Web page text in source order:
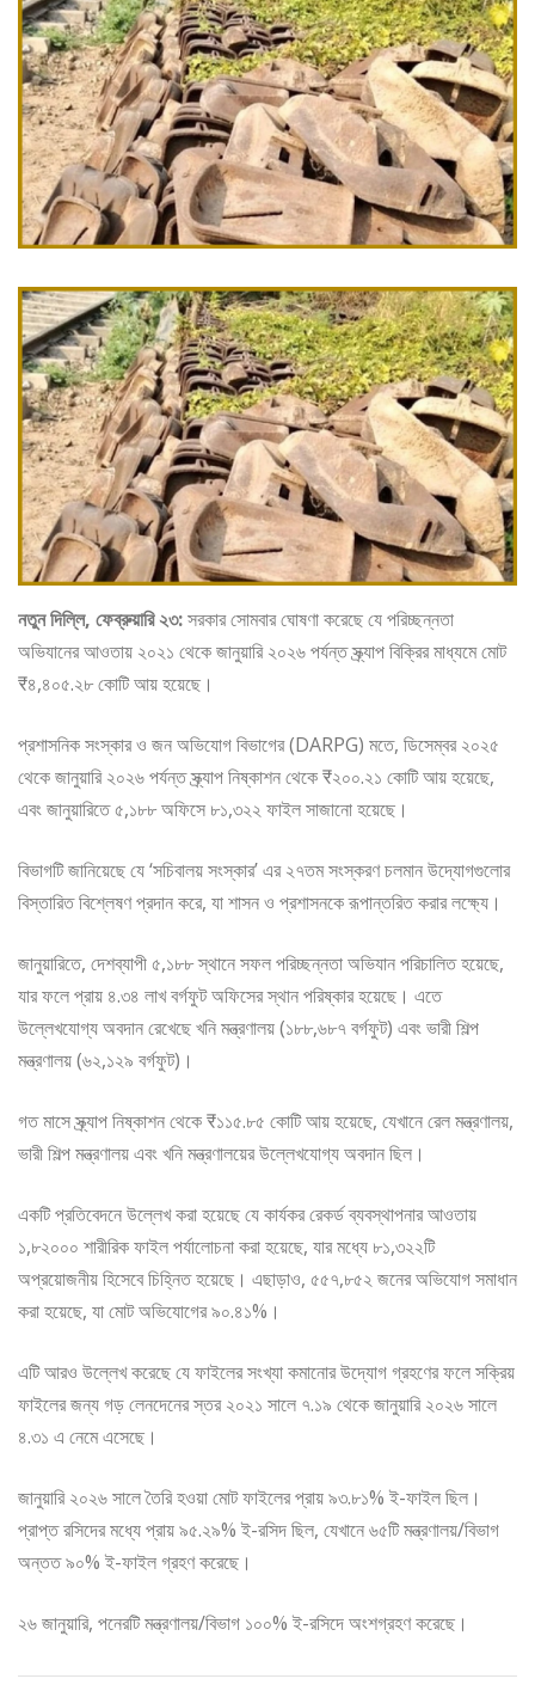
নতুন দিল্লি, ফেব্রুয়ারি ২৩:সরকার সোমবার ঘোষণা করেছে যে পরিচ্ছন্নতা
অভিযানের আওতায় ২০২১ থেকে জানুয়ারি ২০২৬ পর্যন্ত স্ক্র্যাপ বিক্রির মাধ্যমে মোট
₹৪,৪০৫.২৮ কোটি আয় হয়েছে।
প্রশাসনিক সংস্কার ও জন অভিযোগ বিভাগের (DARPG) মতে, ডিসেম্বর ২০২৫
থেকে জানুয়ারি ২০২৬ পর্যন্ত স্ক্র্যাপ নিষ্কাশন থেকে ₹২০০.২১ কোটি আয় হয়েছে,
এবং জানুয়ারিতে ৫,১৮৮ অফিসে ৮১,৩২২ ফাইল সাজানো হয়েছে।
বিভাগটি জানিয়েছে যে ‘সচিবালয় সংস্কার’ এর ২৭তম সংস্করণ চলমান উদ্যোগগুলোর
বিস্তারিত বিশ্লেষণ প্রদান করে, যা শাসন ও প্রশাসনকে রূপান্তরিত করার লক্ষ্যে।
জানুয়ারিতে, দেশব্যাপী ৫,১৮৮ স্থানে সফল পরিচ্ছন্নতা অভিযান পরিচালিত হয়েছে,
যার ফলে প্রায় ৪.৩৪ লাখ বর্গফুট অফিসের স্থান পরিষ্কার হয়েছে। এতে
উল্লেখযোগ্য অবদান রেখেছে খনি মন্ত্রণালয় (১৮৮,৬৮৭ বর্গফুট) এবং ভারী শিল্প
মন্ত্রণালয় (৬২,১২৯ বর্গফুট)।
গত মাসে স্ক্র্যাপ নিষ্কাশন থেকে ₹১১৫.৮৫ কোটি আয় হয়েছে, যেখানে রেল মন্ত্রণালয়,
ভারী শিল্প মন্ত্রণালয় এবং খনি মন্ত্রণালয়ের উল্লেখযোগ্য অবদান ছিল।
একটি প্রতিবেদনে উল্লেখ করা হয়েছে যে কার্যকর রেকর্ড ব্যবস্থাপনার আওতায়
১,৮২০০০ শারীরিক ফাইল পর্যালোচনা করা হয়েছে, যার মধ্যে ৮১,৩২২টি
অপ্রয়োজনীয় হিসেবে চিহ্নিত হয়েছে। এছাড়াও, ৫৫৭,৮৫২ জনের অভিযোগ সমাধান
করা হয়েছে, যা মোট অভিযোগের ৯০.৪১%।
এটি আরও উল্লেখ করেছে যে ফাইলের সংখ্যা কমানোর উদ্যোগ গ্রহণের ফলে সক্রিয়
ফাইলের জন্য গড় লেনদেনের স্তর ২০২১ সালে ৭.১৯ থেকে জানুয়ারি ২০২৬ সালে
৪.৩১ এ নেমে এসেছে।
জানুয়ারি ২০২৬ সালে তৈরি হওয়া মোট ফাইলের প্রায় ৯৩.৮১% ই-ফাইল ছিল।
প্রাপ্ত রসিদের মধ্যে প্রায় ৯৫.২৯% ই-রসিদ ছিল, যেখানে ৬৫টি মন্ত্রণালয়/বিভাগ
অন্তত ৯০% ই-ফাইল গ্রহণ করেছে।
২৬ জানুয়ারি, পনেরটি মন্ত্রণালয়/বিভাগ ১০০% ই-রসিদে অংশগ্রহণ করেছে।